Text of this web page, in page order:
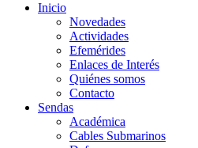
Inicio
Novedades
Actividades
Efemérides
Enlaces de Interés
Quiénes somos
Contacto
Sendas
Académica
Cables Submarinos